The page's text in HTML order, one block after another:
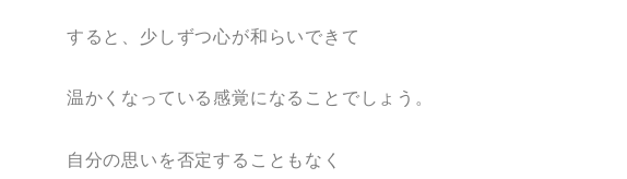
すると、少しずつ心が和らいできて
温かくなっている感覚になることでしょう。
自分の思いを否定することもなく